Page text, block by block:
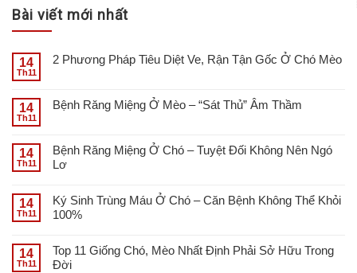
Bài viết mới nhất
14
Th11
2 Phương Pháp Tiêu Diệt Ve, Rận Tận Gốc Ở Chó Mèo
14
Th11
Bệnh Răng Miệng Ở Mèo – “Sát Thủ” Âm Thầm
14
Th11
Bệnh Răng Miệng Ở Chó – Tuyệt Đối Không Nên Ngó
Lơ
14
Th11
Ký Sinh Trùng Máu Ở Chó – Căn Bệnh Không Thể Khỏi
100%
14
Th11
Top 11 Giống Chó, Mèo Nhất Định Phải Sở Hữu Trong
Đời